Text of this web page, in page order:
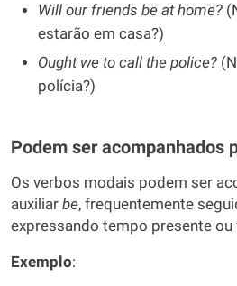
Will our friends be at home?
estarão em casa?)
Ought we to call the police?
polícia?)
Podem ser acompanhados
Os verbos modais podem ser
auxiliar be, frequentemente
expressando tempo presente ou
Exemplo: